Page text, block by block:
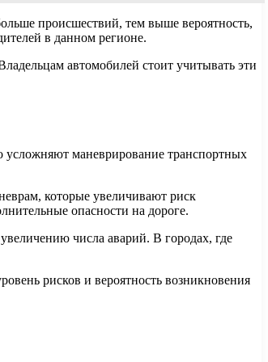
происшествий, тем выше вероятность,
в данном регионе.
автомобилей стоит учитывать эти
усложняют маневрирование транспортных
которые увеличивают риск
опасности на дороге.
числа аварий. В городах, где
рисков и вероятность возникновения